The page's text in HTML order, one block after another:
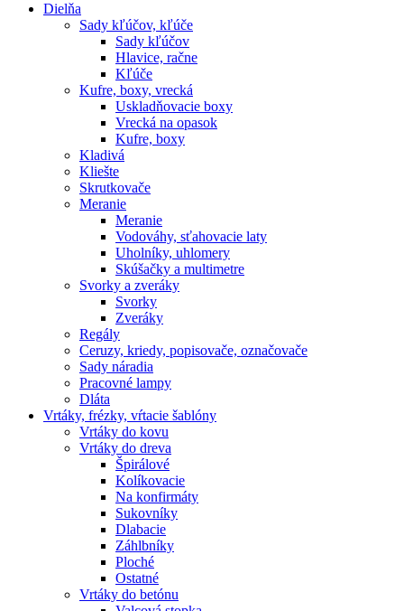
Dielňa
Sady kľúčov, kľúče
Sady kľúčov
Hlavice, račne
Kľúče
Kufre, boxy, vrecká
Uskladňovacie boxy
Vrecká na opasok
Kufre, boxy
Kladivá
Kliešte
Skrutkovače
Meranie
Meranie
Vodováhy, sťahovacie laty
Uholníky, uhlomery
Skúšačky a multimetre
Svorky a zveráky
Svorky
Zveráky
Regály
Ceruzy, kriedy, popisovače, označovače
Sady náradia
Pracovné lampy
Dláta
Vrtáky, frézky, vŕtacie šablóny
Vrtáky do kovu
Vrtáky do dreva
Špirálové
Kolíkovacie
Na konfirmáty
Sukovníky
Dlabacie
Záhlbníky
Ploché
Ostatné
Vrtáky do betónu